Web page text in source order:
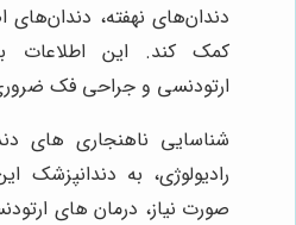
دندان‌های نهفته،
کمک کند. این اطلاعات
ارتودنسی و جراحی فک
شناسایی ناهنجاری های
رادیولوژی، به
صورت نیاز، درمان های